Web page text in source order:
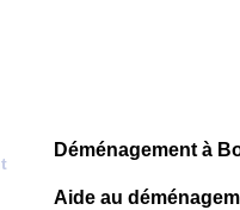
Déménagement à
Aide au